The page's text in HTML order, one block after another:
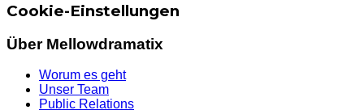
Cookie-Einstellungen
Über Mellowdramatix
Worum es geht
Unser Team
Public Relations